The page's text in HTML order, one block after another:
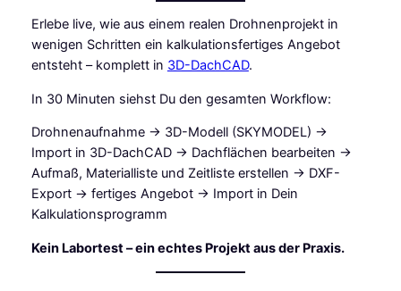
Erlebe live, wie aus einem realen Drohnenprojekt in
wenigen Schritten ein kalkulationsfertiges Angebot
entsteht – komplett in 3D-DachCAD.
In 30 Minuten siehst Du den gesamten Workflow:
Drohnenaufnahme → 3D-Modell (SKYMODEL) →
Import in 3D-DachCAD → Dachflächen bearbeiten →
Aufmaß, Materialliste und Zeitliste erstellen → DXF-
Export → fertiges Angebot → Import in Dein
Kalkulationsprogramm
Kein Labortest – ein echtes Projekt aus der Praxis.